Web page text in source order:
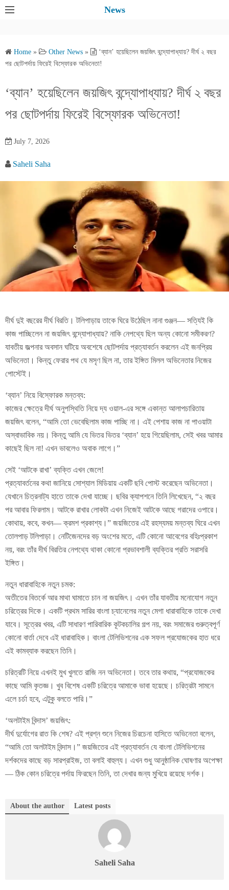
News
Home » Other News »
‘ব্যান’ হয়েছিলেন জয়জিৎ বন্দ্যোপাধ্যায়? দীর্ঘ ২ বছর
পর ছোটপর্দায় ফিরেই বিস্ফোরক অভিনেতা!
‘ব্যান’ হয়েছিলেন জয়জিৎ বন্দ্যোপাধ্যায়? দীর্ঘ ২ বছর
পর ছোটপর্দায় ফিরেই বিস্ফোরক অভিনেতা!
July 7, 2026
Saheli Saha
দীর্ঘ দুই বছরের দীর্ঘ বিরতি। টলিপাড়ায় তাকে ঘিরে উঠেছিল নানা গুঞ্জন— সত্যিই কি
কাজ পাচ্ছিলেন না জয়জিৎ বন্দ্যোপাধ্যায়? নাকি নেপথ্যে ছিল অন্য কোনো সমীকরণ?
যাবতীয় জল্পনার অবসান ঘটিয়ে অবশেষে ছোটপর্দায় প্রত্যাবর্তন করলেন এই জনপ্রিয়
অভিনেতা। কিন্তু ফেরার পথ যে মসৃণ ছিল না, তার ইঙ্গিত মিলল অভিনেতার নিজের
পোস্টেই।
‘ব্যান’ নিয়ে বিস্ফোরক মন্তব্য:
কাজের ক্ষেত্রে দীর্ঘ অনুপস্থিতি নিয়ে দ্য ওয়াল-এর সঙ্গে একান্ত আলাপচারিতায়
জয়জিৎ বলেন, “আমি তো ভেবেছিলাম কাজ পাচ্ছি না। এই পেশায় কাজ না পাওয়াটা
অস্বাভাবিক নয়। কিন্তু আমি যে ভিতর ভিতর ‘ব্যান’ হয়ে গিয়েছিলাম, সেই খবর আমার
কাছেই ছিল না! এখন ভাবলেও অবাক লাগে।”
সেই ‘আটকে রাখা’ ব্যক্তি এখন জেলে!
প্রত্যাবর্তনের কথা জানিয়ে সোশ্যাল মিডিয়ায় একটি ছবি পোস্ট করেছেন অভিনেতা।
যেখানে চিত্রনাট্য হাতে তাকে দেখা যাচ্ছে। ছবির ক্যাপশনে তিনি লিখেছেন, “২ বছর
পর আবার ফিরলাম। আটকে রাখার লোকটা এখন নিজেই আটকে আছে গরাদের ওপারে।
কোথায়, কবে, কখন— ক্রমশ প্রকাশ্য।” জয়জিতের এই রহস্যময় মন্তব্য ঘিরে এখন
তোলপাড় টলিপাড়া। নেটিজেনদের বড় অংশের মতে, এটি কোনো আবেগের বহিঃপ্রকাশ
নয়, বরং তাঁর দীর্ঘ বিরতির নেপথ্যে থাকা কোনো প্রভাবশালী ব্যক্তির প্রতি সরাসরি
ইঙ্গিত।
নতুন ধারাবাহিকে নতুন চমক:
অতীতের বিতর্কে আর মাথা ঘামাতে চান না জয়জিৎ। এখন তাঁর যাবতীয় মনোযোগ নতুন
চরিত্রের দিকে। একটি প্রথম সারির বাংলা চ্যানেলের নতুন মেগা ধারাবাহিকে তাকে দেখা
যাবে। সূত্রের খবর, এটি সাধারণ পারিবারিক কূটকচালির গল্প নয়, বরং সমাজের গুরুত্বপূর্ণ
কোনো বার্তা দেবে এই ধারাবাহিক। বাংলা টেলিভিশনের এক সফল প্রযোজকের হাত ধরে
এই কামব্যাক করছেন তিনি।
চরিত্রটি নিয়ে এখনই মুখ খুলতে রাজি নন অভিনেতা। তবে তার কথায়, “প্রযোজকের
কাছে আমি কৃতজ্ঞ। খুব বিশেষ একটি চরিত্রে আমাকে ভাবা হয়েছে। চরিত্রটা সামনে
এলে চর্চা হবে, এটুকু বলতে পারি।”
‘অলটাইম বিন্দাস’ জয়জিৎ:
দীর্ঘ দুর্যোগের রাত কি শেষ? এই প্রশ্ন শুনে নিজের চিরচেনা হাসিতে অভিনেতা বলেন,
“আমি তো অলটাইম বিন্দাস।” জয়জিতের এই প্রত্যাবর্তন যে বাংলা টেলিভিশনের
দর্শকদের কাছে বড় সারপ্রাইজ, তা বলাই বাহুল্য। এখন শুধু আনুষ্ঠানিক ঘোষণার অপেক্ষা
— ঠিক কোন চরিত্রে পর্দায় ফিরছেন তিনি, তা দেখার জন্য মুখিয়ে রয়েছে দর্শক।
About the author Latest posts
Saheli Saha